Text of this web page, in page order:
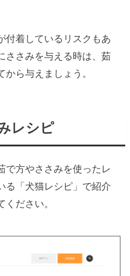
付着しているリスクもあ
ささみを与える時は、茹
ら与えましょう。
レシピ
で方やささみを使ったレ
る「犬猫レシピ」で紹介
ださい。